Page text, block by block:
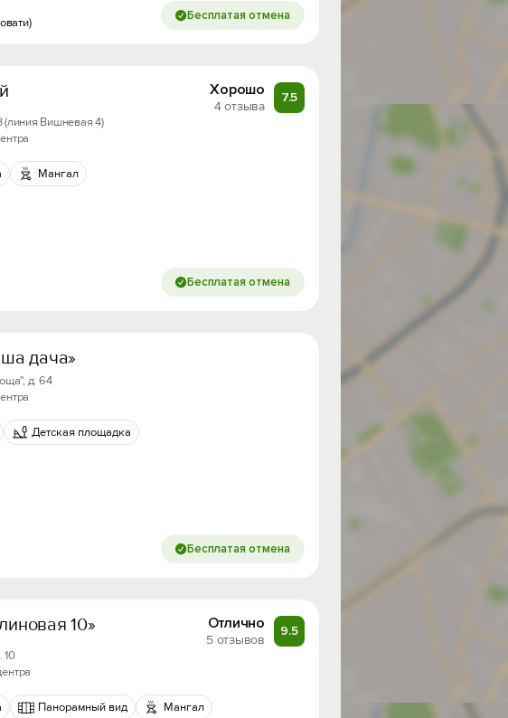
Бесплатая отмена
Хорошо
4 отзыва
7.5
(линия Вишневая 4)
Мангал
Бесплатая отмена
дача»
д. 64
Детская площадка
Бесплатая отмена
10» Отлично
5 отзывов
9.5
10
Панорамный вид Мангал
промокод на